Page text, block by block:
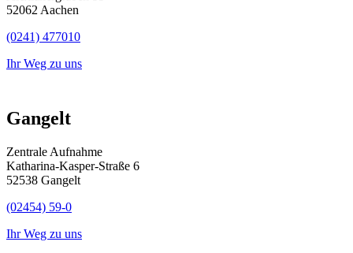
52062 Aachen
(0241) 477010
Ihr Weg zu uns
Gangelt
Zentrale Aufnahme
Katharina-Kasper-Straße 6
52538 Gangelt
(02454) 59-0
Ihr Weg zu uns